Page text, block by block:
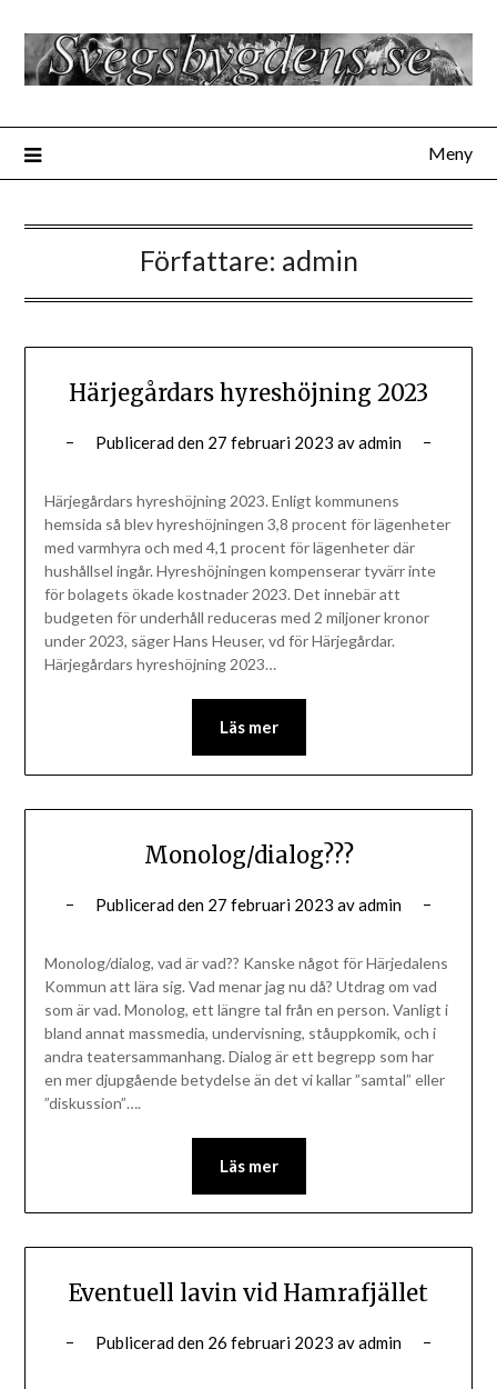
innehåll
Meny
Författare: admin
Härjegårdars hyreshöjning 2023
Publicerad den 27 februari 2023 avadmin
Härjegårdars hyreshöjning 2023. Enligt kommunens
hemsida så blev hyreshöjningen 3,8 procent för lägenheter
med varmhyra och med 4,1 procent för lägenheter där
hushållsel ingår. Hyreshöjningen kompenserar tyvärr inte
för bolagets ökade kostnader 2023. Det innebär att
budgeten för underhåll reduceras med 2 miljoner kronor
under 2023, säger Hans Heuser, vd för Härjegårdar.
Härjegårdars hyreshöjning 2023…
Läs mer
Monolog/dialog???
Publicerad den 27 februari 2023 avadmin
Monolog/dialog, vad är vad?? Kanske något för Härjedalens
Kommun att lära sig. Vad menar jag nu då? Utdrag om vad
som är vad. Monolog, ett längre tal från en person. Vanligt i
bland annat massmedia, undervisning, ståuppkomik, och i
andra teatersammanhang. Dialog är ett begrepp som har
en mer djupgående betydelse än det vi kallar ”samtal” eller
”diskussion”….
Läs mer
Eventuell lavin vid Hamrafjället
Publicerad den 26 februari 2023 avadmin